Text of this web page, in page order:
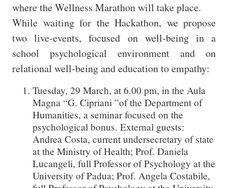
where the Wellness Marathon will take place.
While waiting for the Hackathon, we propose
two live-events, focused on well-being in a
school psychological environment and on
relational well-being and education to empathy:
Tuesday, 29 March, at 6.00 pm, in the Aula
Magna “G. Cipriani ”of the Department of
Humanities, a seminar focused on the
psychological bonus. External guests:
Andrea Costa, current undersecretary of state
at the Ministry of Health; Prof. Daniela
Lucangeli, full Professor of Psychology at the
University of Padua; Prof. Angela Costabile,